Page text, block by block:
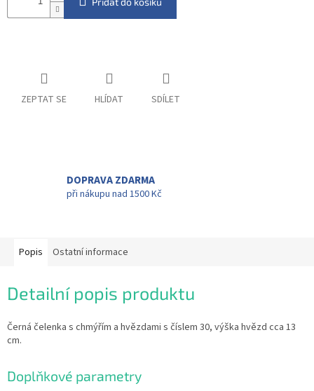
ZEPTAT SE HLÍDAT SDÍLET
DOPRAVA ZDARMA
při nákupu nad 1500 Kč
Popis Ostatní informace
Detailní popis produktu
Černá čelenka s chmýřím a hvězdami s číslem 30, výška hvězd cca 13
cm.
Doplňkové parametry